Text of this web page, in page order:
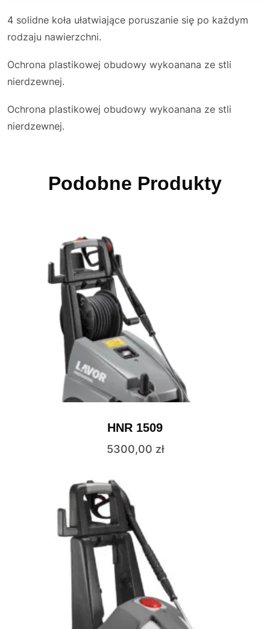
4 solidne koła ułatwiające poruszanie się po każdym
rodzaju nawierzchni.
Ochrona plastikowej obudowy wykoanana ze stli
nierdzewnej.
Ochrona plastikowej obudowy wykoanana ze stli
nierdzewnej.
Podobne Produkty
HNR 1509
5300,00 zł